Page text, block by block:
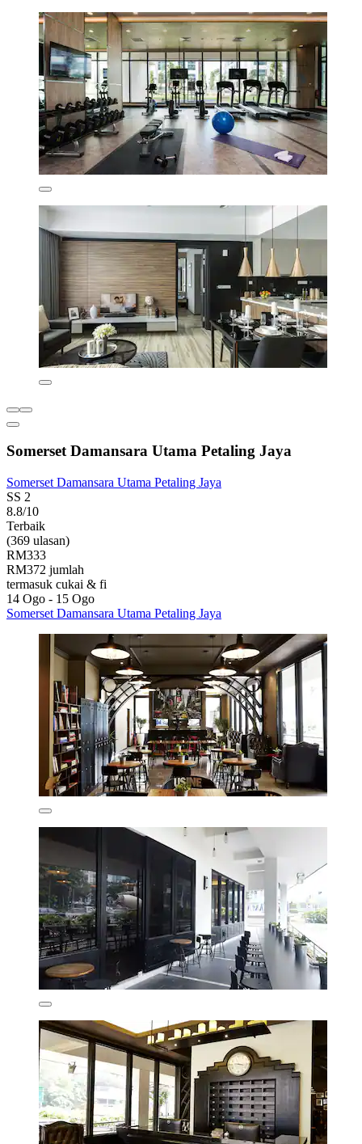
Somerset Damansara Utama Petaling Jaya
Somerset Damansara Utama Petaling Jaya
SS 2
8.8/10
Terbaik
(369 ulasan)
RM333
RM372 jumlah
termasuk cukai & fi
14 Ogo - 15 Ogo
Somerset Damansara Utama Petaling Jaya